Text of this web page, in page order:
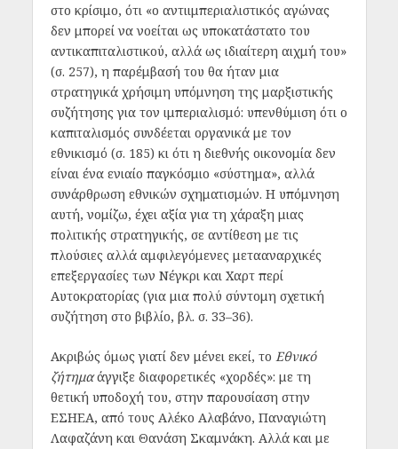
στο κρίσιμο, ότι «ο αντιιμπεριαλιστικός αγώνας
δεν μπορεί να νοείται ως υποκατάστατο του
αντικαπιταλιστικού, αλλά ως ιδιαίτερη αιχμή του»
(σ. 257), η παρέμβασή του θα ήταν μια
στρατηγικά χρήσιμη υπόμνηση της μαρξιστικής
συζήτησης για τον ιμπεριαλισμό: υπενθύμιση ότι ο
καπιταλισμός συνδέεται οργανικά με τον
εθνικισμό (σ. 185) κι ότι η διεθνής οικονομία δεν
είναι ένα ενιαίο παγκόσμιο «σύστημα», αλλά
συνάρθρωση εθνικών σχηματισμών. Η υπόμνηση
αυτή, νομίζω, έχει αξία για τη χάραξη μιας
πολιτικής στρατηγικής, σε αντίθεση με τις
πλούσιες αλλά αμφιλεγόμενες μετααναρχικές
επεξεργασίες των Νέγκρι και Χαρτ περί
Αυτοκρατορίας (για μια πολύ σύντομη σχετική
συζήτηση στο βιβλίο, βλ. σ. 33–36).
Ακριβώς όμως γιατί δεν μένει εκεί, το Εθνικό
ζήτημαάγγιξε διαφορετικές «χορδές»: με τη
θετική υποδοχή του, στην παρουσίαση στην
ΕΣΗΕΑ, από τους Αλέκο Αλαβάνο, Παναγιώτη
Λαφαζάνη και Θανάση Σκαμνάκη. Αλλά και με